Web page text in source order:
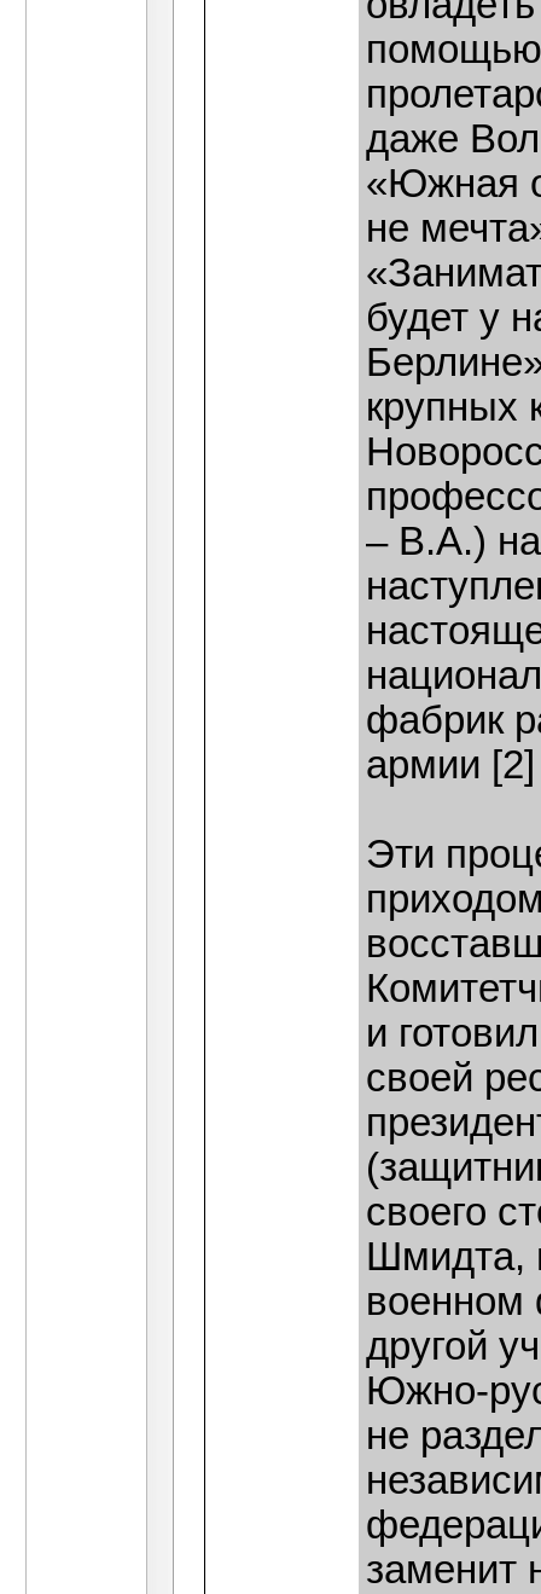
помощью
даже
«Южная
не
будет у
крупных
– В.А.) на
фабрик
армии
Эти
и
своей
своего
Шмидта,
военном
другой
Южно-
не
заменит